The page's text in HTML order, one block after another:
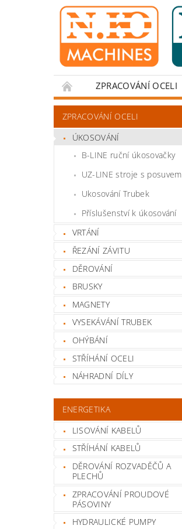
ZPRACOVÁNÍ OCELI
ZPRACOVÁNÍ OCELI
ÚKOSOVÁNÍ
B-LINE ruční úkosovačky
UZ-LINE stroje s posuvem
Ukosování Trubek
Příslušenství k úkosování
VRTÁNÍ
ŘEZÁNÍ ZÁVITU
DĚROVÁNÍ
BRUSKY
MAGNETY
VYSEKÁVÁNÍ TRUBEK
OHÝBÁNÍ
STŘÍHÁNÍ OCELI
NÁHRADNÍ DÍLY
ENERGETIKA
LISOVÁNÍ KABELŮ
STŘÍHÁNÍ KABELŮ
DĚROVÁNÍ ROZVADĚČŮ A
PLECHŮ
ZPRACOVÁNÍ PROUDOVÉ
PÁSOVINY
HYDRAULICKÉ PUMPY